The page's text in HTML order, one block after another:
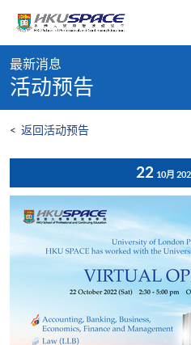
content
content
start
最新消息
活动预告
< 返回活动预告
22 10月